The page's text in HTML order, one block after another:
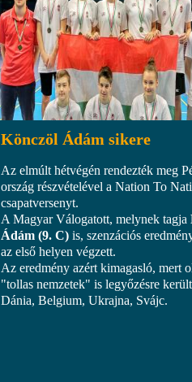
Könczöl Ádám sikere
Az elmúlt hétvégén rendezték meg
ország részvételével a Nation To
csapatversenyt.
A Magyar Válogatott, melynek tagja
Ádám (9. C) is, szenzációs
az első helyen végzett.
Az eredmény azért kimagasló, mert
"tollas nemzetek" is legyőzésre
Dánia, Belgium, Ukrajna, Svájc.